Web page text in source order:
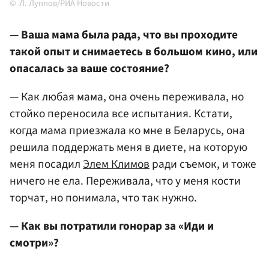
Л. Луппов/РИА Новости
— Ваша мама была рада, что вы проходите
такой опыт и снимаетесь в большом кино, или
опасалась за ваше состояние?
— Как любая мама, она очень переживала, но
стойко переносила все испытания. Кстати,
когда мама приезжала ко мне в Беларусь, она
решила поддержать меня в диете, на которую
меня посадилЭлем Климовради съемок, и тоже
ничего не ела. Переживала, что у меня кости
торчат, но понимала, что так нужно.
— Как вы потратили гонорар за «Иди и
смотри»?